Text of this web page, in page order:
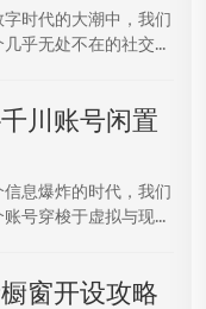
时代的大潮中，我们
乎无处不在的社交...
川账号闲置
息爆炸的时代，我们
号穿梭于虚拟与现...
窗开设攻略